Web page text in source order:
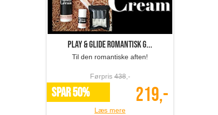
Play & Glide romantisk g...
Til den romantiske aften!
Førpris438,-
SPAR 50% 219,-
Læs mere